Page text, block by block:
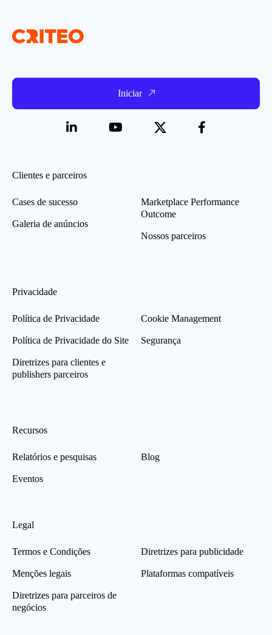
Iniciar
Clientes e parceiros
Cases de sucesso
Galeria de anúncios
Marketplace Performance
Outcome
Nossos parceiros
Privacidade
Política de Privacidade
Política de Privacidade do Site
Diretrizes para clientes e
publishers parceiros
Cookie Management
Segurança
Recursos
Relatórios e pesquisas
Eventos
Blog
Legal
Termos e Condições
Menções legais
Diretrizes para parceiros de
negócios
Diretrizes para publicidade
Plataformas compatíveis